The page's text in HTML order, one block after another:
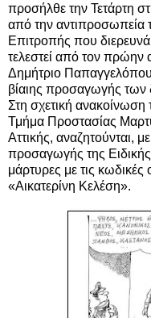
προσήλθε την Τετάρτη
από την αντιπροσωπεία
Επιτροπής που διερευνά
τελεστεί από τον
Δημήτριο
βίαιης προσαγωγής
Στη σχετική
Τμήμα Προστασίας
Αττικής, αναζητούνται,
προσαγωγής της
μάρτυρες με τις
«Αικατερίνη Κελέση».